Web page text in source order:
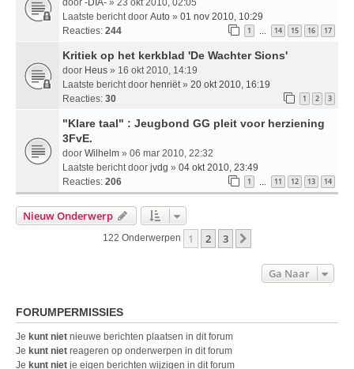
Laatste bericht door Auto » 01 nov 2010, 10:29
Reacties: 244 1 … 14 15 16 17
Kritiek op het kerkblad 'De Wachter Sions'
door Heus » 16 okt 2010, 14:19
Laatste bericht door henriët » 20 okt 2010, 16:19
Reacties: 30 1 2 3
"Klare taal" : Jeugbond GG pleit voor herziening
3FvE.
door Wilhelm » 06 mar 2010, 22:32
Laatste bericht door jvdg » 04 okt 2010, 23:49
Reacties: 206 1 … 11 12 13 14
Nieuw Onderwerp
122 Onderwerpen 1 2 3
Ga Naar
FORUMPERMISSIES
Je kunt niet nieuwe berichten plaatsen in dit forum
Je kunt niet reageren op onderwerpen in dit forum
Je kunt niet je eigen berichten wijzigen in dit forum